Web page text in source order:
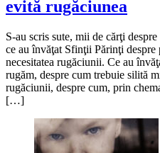
evită rugăciunea
S-au scris sute, mii de cărţi
ce au învăţat Sfinţii Părinţi despre
necesitatea rugăciunii. Ce au
rugăm, despre cum trebuie silită
rugăciunii, despre cum, prin
[…]